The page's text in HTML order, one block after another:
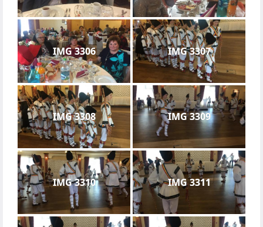
IMG 3306 IMG 3307
IMG 3308 IMG 3309
IMG 3310 IMG 3311